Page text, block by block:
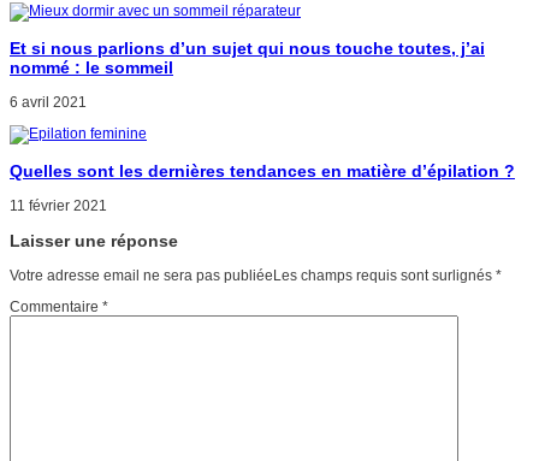
Et si nous parlions d’un sujet qui nous touche toutes, j’ai
nommé : le sommeil
6 avril 2021
Quelles sont les dernières tendances en matière d’épilation ?
11 février 2021
Laisser une réponse
Votre adresse email ne sera pas publiéeLes champs requis sont surlignés *
Commentaire *